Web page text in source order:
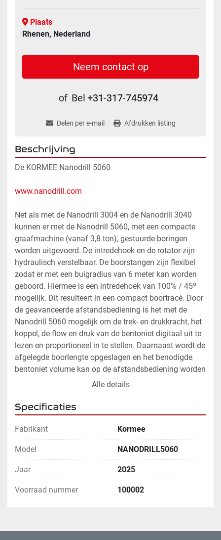
Plaats
Rhenen, Nederland
Neem contact op
of Bel +31-317-745974
Delen per e-mail Afdrukken listing
Beschrijving
De KORMEE Nanodrill 5060
www.nanodrill.com
Net als met de Nanodrill 3004 en de Nanodrill 3040
kunnen er met de Nanodrill 5060, met een compacte
graafmachine (vanaf 3,8 ton), gestuurde boringen
worden uitgevoerd. De intredehoek en de rotator zijn
hydraulisch verstelbaar. De boorstangen zijn flexibel
zodat er met een buigradius van 6 meter kan worden
geboord. Hiermee is een intredehoek van 100% / 45º
mogelijk. Dit resulteert in een compact boortracé. Door
de geavanceerde afstandsbediening is het met de
Nanodrill 5060 mogelijk om de trek- en drukkracht, het
koppel, de flow en druk van de bentoniet digitaal uit te
lezen en proportioneel in te stellen. Daarnaast wordt de
afgelegde boorlengte opgeslagen en het benodigde
bentoniet volume kan op de afstandsbediening worden
ingesteld. Obstakels kunnen met een gestuurde boring
werkzaamheden ontstaat. Bovendien is er geen dure
boring van een grote boorinstallatie nodig. Ook zijn er
vanwege het compacte boortracé veel minder
arbeidsuren nodig. De Nanodrill 5060 is geschikt voor
emissieloos werken
Afmetingen 1,7 x 0,52 x 1,1 meter
Alle details
Specificaties
Fabrikant Kormee
Model NANODRILL5060
Jaar 2025
Voorraad nummer 100002